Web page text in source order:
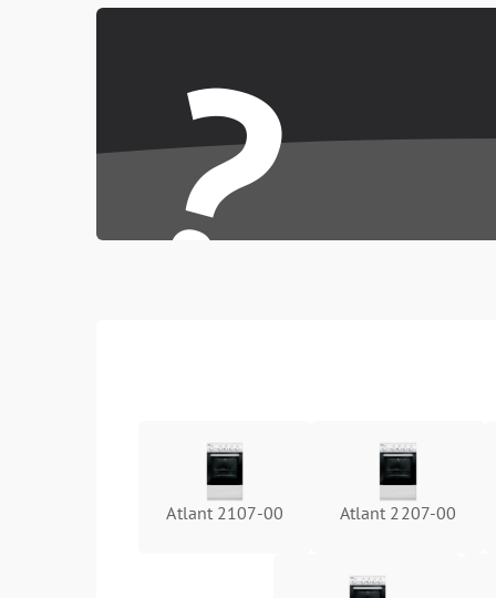
?
Atlant 2107-00 Atlant 2207-00